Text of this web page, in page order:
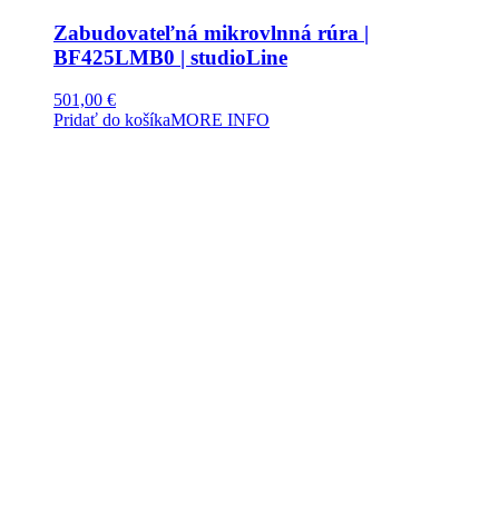
Zabudovateľná mikrovlnná rúra |
BF425LMB0 | studioLine
501,00 €
Pridať do košíkaMORE INFO